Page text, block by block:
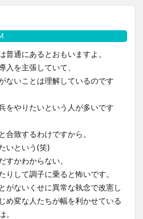
普通にあるとおもいますよ。
入を主張していて、
ないことは理解しているのです
をやりたいという人が多いです
合致するわけですから。
いという(笑)
すかわからない。
りして調子に乗ると怖いです。
がないくせに異常な執念で改憲し
め変な人たちが幅を利かせている
。